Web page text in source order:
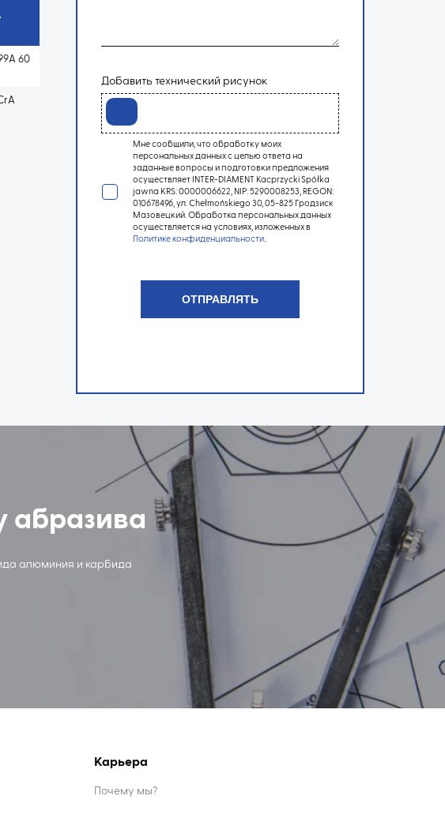
60
Добавить технический рисунок
Мне сообщили, что обработку моих
персональных данных с целью ответа на
заданные вопросы и подготовки предложения
осуществляет INTER-DIAMENT Kacprzycki Spółka
jawna KRS: 0000006622, NIP: 5290008253, REGON:
010678496, ул. Chełmońskiego 30, 05-825 Гродзиск
Мазовецкий. Обработка персональных данных
осуществляется на условиях, изложенных в
Политике конфиденциальности
абразива
алюминия и карбида
Карьера
Почему мы?